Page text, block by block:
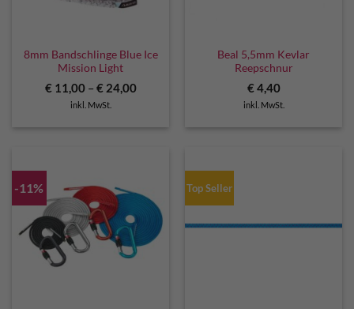
8mm Bandschlinge Blue Ice
Mission Light
€11,00– €24,00
inkl. MwSt.
Beal 5,5mm Kevlar
Reepschnur
€4,40
inkl. MwSt.
-11% Top Seller